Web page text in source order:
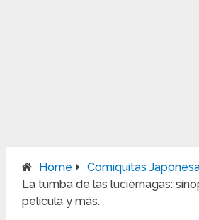
Home
Comiquitas
La tumba de las luciérnagas:
película y más.